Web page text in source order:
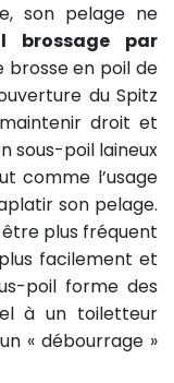
son pelage ne
brossage par
brosse en poil de
du Spitz
droit et
sous-poil laineux
comme l’usage
son pelage.
plus fréquent
facilement et
poil forme des
à un toiletteur
« débourrage »